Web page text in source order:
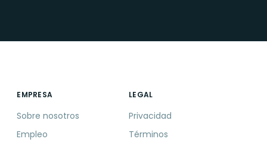
EMPRESA
Sobre nosotros
Empleo
LEGAL
Privacidad
Términos